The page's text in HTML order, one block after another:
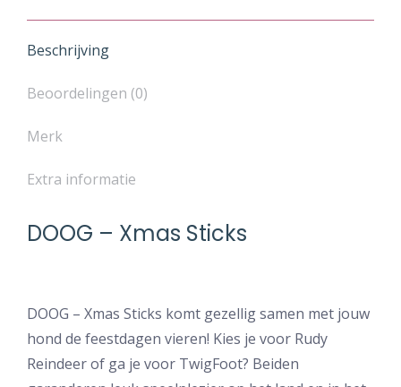
Facebook
Beschrijving
Beoordelingen (0)
Merk
Extra informatie
DOOG – Xmas Sticks
DOOG – Xmas Sticks komt gezellig samen met jouw
hond de feestdagen vieren! Kies je voor Rudy
Reindeer of ga je voor TwigFoot? Beiden